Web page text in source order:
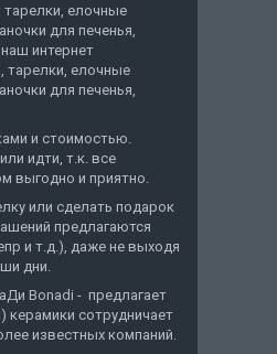
тарелки, елочные
для печенья,
интернет
тарелки, елочные
для печенья,
и стоимостью.
идти, т.к. все
выгодно и приятно.
или сделать подарок
предлагаются
и т.д.), даже не выходя
дни.
Bonadi - предлагает
керамики сотрудничает
известных компаний.